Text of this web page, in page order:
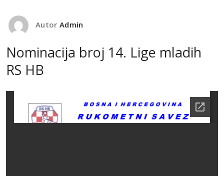
Autor Admin
Nominacija broj 14. Lige mladih
RS HB